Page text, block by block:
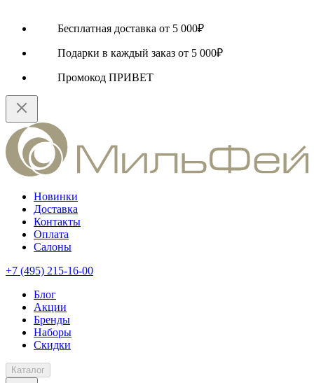
Бесплатная доставка от 5 000₽
Подарки в каждый заказ от 5 000₽
Промокод ПРИВЕТ
Новинки
Доставка
Контакты
Оплата
Салоны
+7 (495) 215-16-00
Блог
Акции
Бренды
Наборы
Скидки
Каталог